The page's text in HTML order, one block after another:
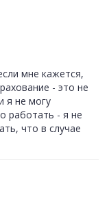
мне кажется,
- это не
я не могу
работать - я не
что в случае